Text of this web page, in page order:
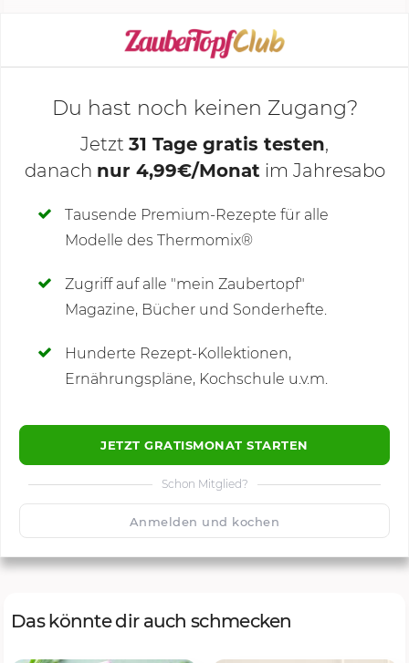
KOCHMODUS STARTEN
Deine Notizen
Du hast noch keinen Zugang?
Jetzt 31 Tage gratis testen,
danach nur 4,99€/Monat im Jahresabo
Tausende Premium-Rezepte für alle
Modelle des Thermomix®
Zugriff auf alle "mein Zaubertopf"
Magazine, Bücher und Sonderhefte.
Hunderte Rezept-Kollektionen,
Ernährungspläne, Kochschule u.v.m.
JETZT GRATISMONAT STARTEN
Schon Mitglied?
Anmelden und kochen
Kommentare
🙂 Speichern
Das könnte dir auch schmecken